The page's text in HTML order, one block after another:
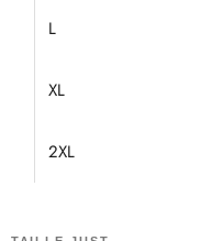
L
XL
2XL